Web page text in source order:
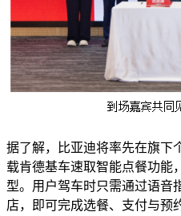
据了解，比亚迪将率先在旗下
载肯德基车速取智能点餐功能
型。用户驾车时只需通过语音
店，即可完成选餐、支付与预